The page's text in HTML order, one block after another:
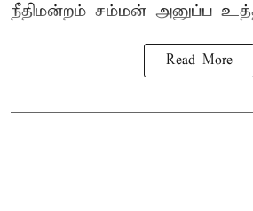
நீதிமன்றம் சம்மன் அனுப்ப
Read More